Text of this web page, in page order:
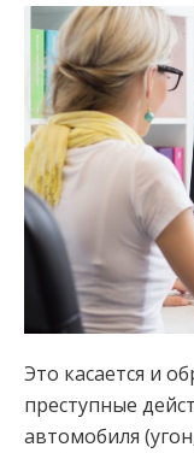
Это касается и
преступные
автомобиля